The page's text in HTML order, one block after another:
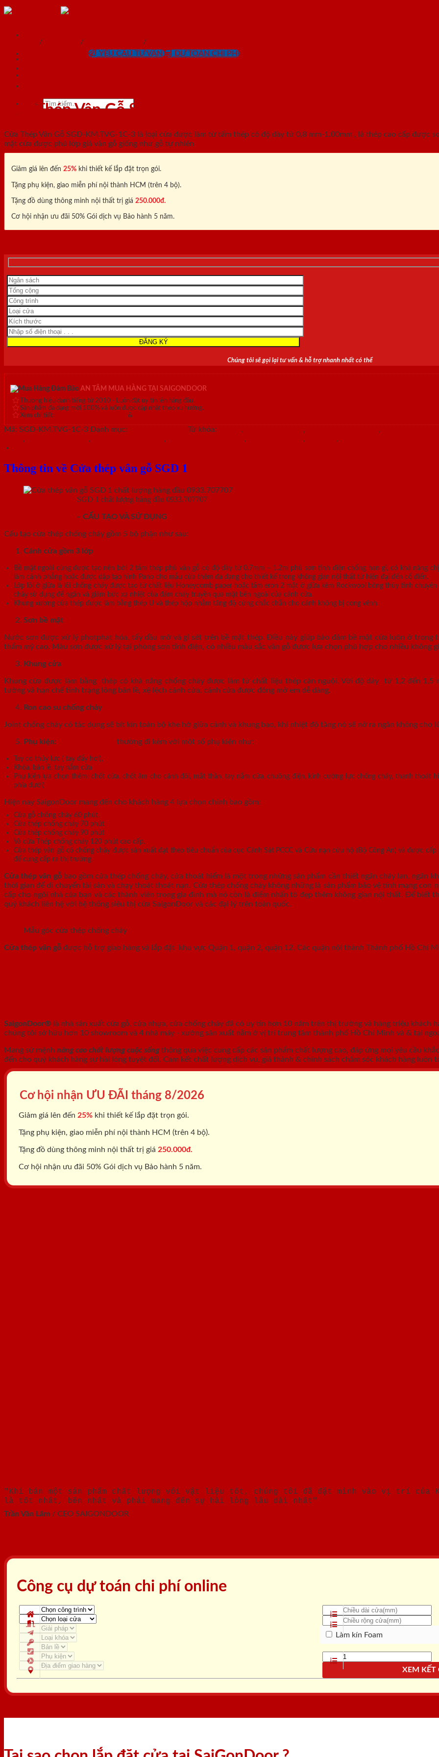
Skip
YÊU CẦU TƯ VẤN DỰ TOÁN CHI PHÍ
Tìm
/ / /
Cửa Thép Vân Gỗ SGD-KM.TVG-1C-3
Cửa Thép Vân Gỗ SGD-KM.TVG-1C-3 là loại cửa được làm từ tấm thép có độ dày từ 0,8 mm-1.00mm , là thép cao cấp được
mặt cửa được phủ lớp giả vân gỗ giống như gỗ tự nhiên
Giảm giá lên đến 25% khi thiết kế lắp đặt trọn gói.
Tặng phụ kiện, giao miễn phí nội thành HCM (trên 4 bộ).
Tặng đồ dùng thông minh nội thất trị giá 250.000đ.
Cơ hội nhận ưu đãi 50% Gói dịch vụ Bảo hành 5 năm.
Chúng tôi sẽ gọi lại tư vấn & hỗ trợ nhanh nhất có thể
AN TÂM MUA HÀNG TẠI SAIGONDOOR
Thương hiệu danh tiếng từ 2010 - Luôn đặt uy tín lên hàng đầu.
Sản phẩm đa dạng mới 100% và luôn được cập nhật theo xu hướng.
Xem chi tiết:
&
Mã: SGD-KM.TVG-1C-3 Danh mục: Từ khóa: , , ,
, , , , , ,
Thông tin về Cửa thép vân gỗ SGD 1
SGD 1 chất lượng hàng đầu 0933.707707
– CẤU TẠO VÀ SỬ DỤNG
Cấu tạo cửa thép chống cháy gồm 5 bộ phận như sau:
Cánh cửa gồm 3 lớp
Bề mặt ngoài cùng được tạo nên bởi 2 tấm thép phủ vân gỗ có độ dày từ 0.7mm – 1.2m phủ sơn tĩnh điện chống han gỉ, có khả năng
làm cánh phẳng hoặc được dập tạo hình Pano cho mẫu cửa thêm đa dạng cho thiết kế trong không gian nội thất từ hiện đại đến cổ điển.
Lớp lõi ở giữa là lõi chống cháy được tạo từ chất liệu Honeycomb paper hoặc tấm eron 2 mặt ở giữa kèm Rockwool bông thủy tinh
cháy sử dụng để ngăn và giảm bức xạ nhiệt của đám cháy truyền qua mặt bên ngoài của cánh cửa.
Khung xương cửa thép được làm bằng thép U và thép hộp nhằm tăng độ cứng chắc chắn cho cánh không bị cong vênh.
Sơn bề mặt
Nước sơn được xử lý photphat hóa, tẩy dầu mỡ và gỉ sét trên bề mặt thép. Điều này giúp bảo đảm bề mặt cửa luôn ở
thẩm mỹ cao. Màu sơn được xử lý tại phòng sơn tĩnh điện, có nhiều màu sắc vân gỗ được lựa chọn phù hợp cho nhiều không
Khung cửa
Khung cửa được làm bằng thép có khả năng chống cháy được làm từ chất liệu thép cán nguội. Với độ dày từ 1,2 đến 1,5
tường và hạn chế tình trạng lỏng bản lề, xệ lệch cánh cửa, cánh cửa được đóng mở em dễ dàng.
Ron cao su chống cháy
Joint chống cháy có tác dụng sẽ bít kín toàn bộ khe hở giữa cánh và khung bao, khi nhiệt độ tăng nó sẽ nở ra ngăn không cho
Phụ kiện: thường đi kèm với một số phụ kiện như:
Tay co thủy lực ( tay đẩy hơi),
Khóa, bản lề, tay nắm cửa
Phụ kiện lựa chọn thêm: chốt cửa, chốt âm cho cánh đôi, mắt thần, tay nắm cửa, chuông điện, kính cường lực chống cháy, thanh thoát
phía dưới)
Hiện nay SaigonDoor mang đến cho khách hàng 4 lựa chọn chính bao gồm:
Cửa gỗ chống cháy 60 phút.
Cửa thép chống cháy 70 phút
Cửa thép chống cháy 90 phút
Và cửa Thép chống cháy 120 phút cao cấp.
Cửa thép vân gỗ có chống cháy được sản xuất đạt theo tiêu chuẩn của cục Cảnh Sát PCCC và Cứu nạn cứu hộ (Bộ Công An) và được
để cung cấp ra thị trường.
Cửa thép vân gỗbao gồm cửa thép chống cháy, cửa thoát hiểm là một trong những sản phẩm cần thiết ngăn cháy lan, ngăn
thời gian để di chuyển tài sản và chạy thoát thoát nạn. Cửa thép chống cháy không những là sản phẩm bảo vệ tính mạng con
cấp cho ngôi nhà của bạn và các thành viên trong gia đình mà nó còn là điểm nhấn tô đẹp thêm không gian nội thất. Để biết
quý khách liên hệ với hệ thống siêu thị cửa SaigonDoor và các đại lý trên toàn quốc.
Mẫu góc cửa thép chống cháy
Cửa thép vân gỗ được hỗ trợ giao hàng và lắp đặt khu vực Quận 1, quận 2, quận 12, Các quận nội thành Thành phố Hồ Chí
SaigonDoor® là nhà sản xuất cửa gỗ, cửa nhựa, cửa chống cháy đã có uy tín hơn 10 năm trên thị trường và hàng triệu khách
chúng tôi sở hữu hơn 10 showroom và 4 nhà máy - xưởng sản xuất nằm ở vị trí trung tâm thành phố Hồ Chí Minh và & tại
Mang sứ mệnh nâng cao chất lượng cuộc sống thông qua việc cung cấp các sản phẩm chất lượng cao, đáp ứng mọi yêu cầu
đến cho quý khách hàng sự hài lòng tuyệt đối. Cam kết chất lượng dịch vụ, giá thành & chính sách chăm sóc khách hàng luôn
Cơ hội nhận ƯU ĐÃI tháng 8/2026
Giảm giá lên đến 25% khi thiết kế lắp đặt trọn gói.
Tặng phụ kiện, giao miễn phí nội thành HCM (trên 4 bộ).
Tặng đồ dùng thông minh nội thất trị giá 250.000đ.
Cơ hội nhận ưu đãi 50% Gói dịch vụ Bảo hành 5 năm.
"Khi bán một sản phẩm chất lượng với vật liệu tốt, chúng tôi đã đặt mình vào vị trí của
là tốt nhất, bền nhất và phải mang đến sự hài lòng lâu dài nhất"
Trần Văn Lãm / CEO SAIGONDOOR
Công cụ dự toán chi phí online
Làm kín Foam
XEM KẾT